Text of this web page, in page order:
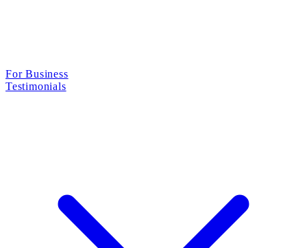
For Business
Testimonials